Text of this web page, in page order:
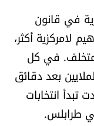
في قانون
لامركزية أكثر،
في كل
بعد دقائق
تبدأ انتخابات
طرابلس.